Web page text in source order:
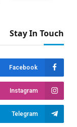
Stay In Touch
Facebook
Instagram
Telegram